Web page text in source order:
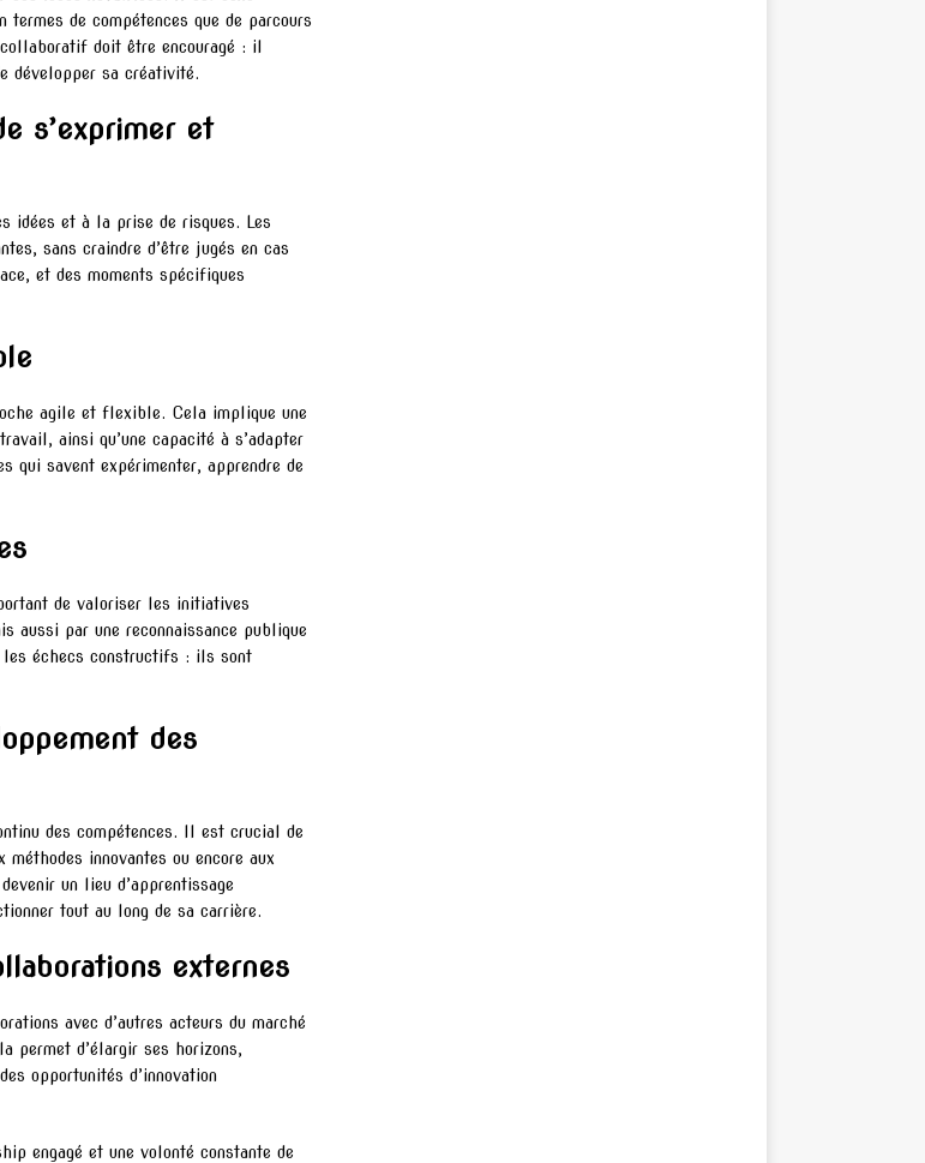
de compétences que de parcours
doit être encouragé : il
développer sa créativité.
s’exprimer et
idées et à la prise de risques. Les
sans craindre d’être jugés en cas
et des moments spécifiques
agile et flexible. Cela implique une
ainsi qu’une capacité à s’adapter
qui savent expérimenter, apprendre de
de valoriser les initiatives
aussi par une reconnaissance publique
les échecs constructifs : ils sont
des
des compétences. Il est crucial de
innovantes ou encore aux
un lieu d’apprentissage
tout au long de sa carrière.
externes
avec d’autres acteurs du marché
permet d’élargir ses horizons,
opportunités d’innovation
engagé et une volonté constante de